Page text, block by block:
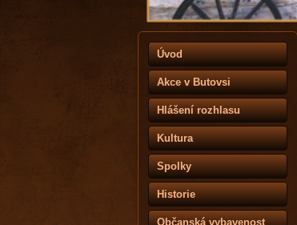
Úvod
Akce v Butovsi
Hlášení rozhlasu
Kultura
Spolky
Historie
Občanská vybavenost